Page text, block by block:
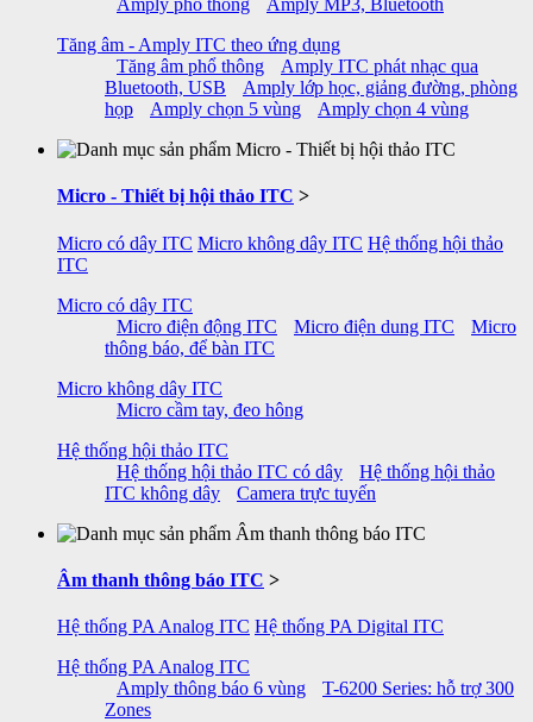
Amply phổ thông
Amply MP3, Bluetooth
Tăng âm - Amply ITC theo ứng dụng
Tăng âm phổ thông
Amply ITC phát nhạc qua
Bluetooth, USB
Amply lớp học, giảng đường, phòng
họp
Amply chọn 5 vùng Amply chọn 4 vùng
Micro - Thiết bị hội thảo ITC >
Micro có dây ITC Micro không dây ITC Hệ thống hội thảo
ITC
Micro có dây ITC
Micro điện động ITC
Micro điện dung ITC
Micro
thông báo, để bàn ITC
Micro không dây ITC
Micro cầm tay, đeo hông
Hệ thống hội thảo ITC
Hệ thống hội thảo ITC có dây
Hệ thống hội thảo
ITC không dây
Camera trực tuyến
Âm thanh thông báo ITC >
Hệ thống PA Analog ITC Hệ thống PA Digital ITC
Hệ thống PA Analog ITC
Amply thông báo 6 vùng
T-6200 Series: hỗ trợ 300
Zones